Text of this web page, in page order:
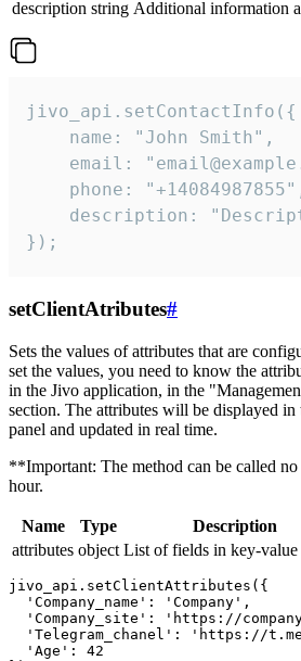
description string Additional information
jivo_api.setContactInfo({
    name: "John Smith",
email:
phone:
description:
});
setClientAtributes#
Sets the values ​​of attributes that are
set the values, you need to know the
in the Jivo application, in the
section. The attributes will be displayed
panel and updated in real time.
**Important: The method can be called
hour.
Name Type
Description
attributes object List of fields in key-value
jivo_api.setClientAttributes({
  'Company_name': 'Company',
'Company_site': 'https://
'Telegram_chanel': 'https://
  'Age': 42